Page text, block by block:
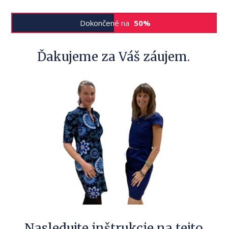
Dokončené na 50%
Ďakujeme za Váš záujem.